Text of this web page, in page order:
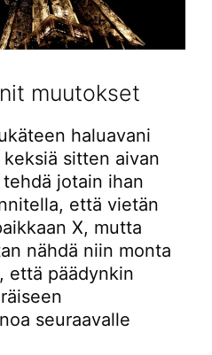
muutokset
haluavani
sitten aivan
jotain ihan
että vietän
X, mutta
nähdä niin monta
että päädynkin
seuraavalle